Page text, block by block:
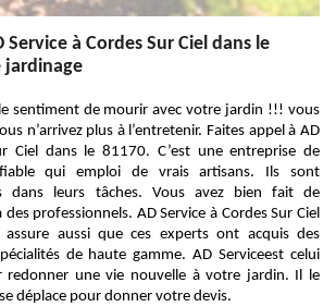
Service à Cordes Sur Ciel dans le
jardinage
sentiment de mourir avec votre jardin !!! vous
n’arrivez plus à l’entretenir. Faites appel à AD
Ciel dans le 81170. C’est une entreprise de
qui emploi de vrais artisans. Ils sont
dans leurs tâches. Vous avez bien fait de
des professionnels. AD Service à Cordes Sur Ciel
aussi que ces experts ont acquis des
de haute gamme. AD Serviceest celui
redonner une vie nouvelle à votre jardin. Il le
déplace pour donner votre devis.